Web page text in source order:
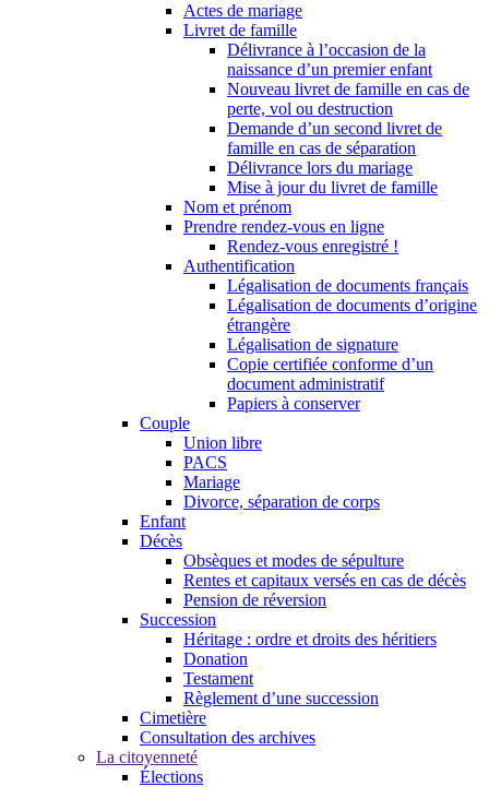
Actes de mariage
Livret de famille
Délivrance à l’occasion de la
naissance d’un premier enfant
Nouveau livret de famille en cas de
perte, vol ou destruction
Demande d’un second livret de
famille en cas de séparation
Délivrance lors du mariage
Mise à jour du livret de famille
Nom et prénom
Prendre rendez-vous en ligne
Rendez-vous enregistré !
Authentification
Légalisation de documents français
Légalisation de documents d’origine
étrangère
Légalisation de signature
Copie certifiée conforme d’un
document administratif
Papiers à conserver
Couple
Union libre
PACS
Mariage
Divorce, séparation de corps
Enfant
Décès
Obsèques et modes de sépulture
Rentes et capitaux versés en cas de décès
Pension de réversion
Succession
Héritage : ordre et droits des héritiers
Donation
Testament
Règlement d’une succession
Cimetière
Consultation des archives
La citoyenneté
Élections